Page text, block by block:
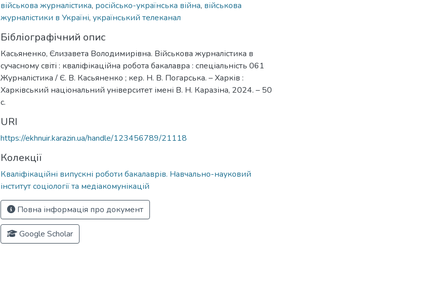
військова журналістика, російсько-українська війна, військова
журналістики в Україні, український телеканал
Бібліографічний опис
Касьяненко, Єлизавета Володимирівна. Військова журналістика в
сучасному світі : кваліфікаційна робота бакалавра : спеціальність 061
Журналістика / Є. В. Касьяненко ; кер. Н. В. Погарська. – Харків :
Харківський національний університет імені В. Н. Каразіна, 2024. – 50
с.
URI
https://ekhnuir.karazin.ua/handle/123456789/21118
Колекції
Кваліфікаційні випускні роботи бакалаврів. Навчально-науковий
інститут соціології та медіакомунікацій
Повна інформація про документ
Google Scholar